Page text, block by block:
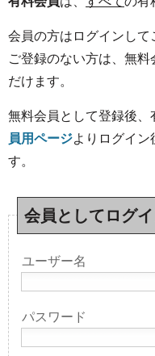
会員の方はログインして
ご登録のない方は、無
だけます。
無料会員として登録後、
員用ページよりログイン
す。
会員としてログ
ユーザー名
パスワード